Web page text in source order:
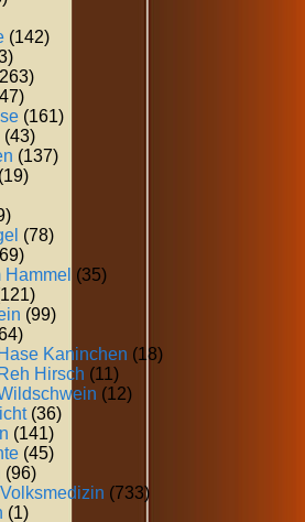
(142)
(161)
(43)
(137)
(78)
Hammel (35)
(99)
Hase Kaninchen (18)
Reh Hirsch (11)
(12)
(36)
(141)
(45)
(96)
(733)
(1)